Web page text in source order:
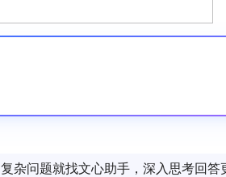
复杂问题就找文心助手，深入思考回答